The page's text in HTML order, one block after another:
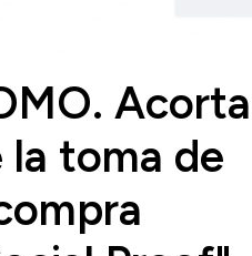
Acorta
toma de